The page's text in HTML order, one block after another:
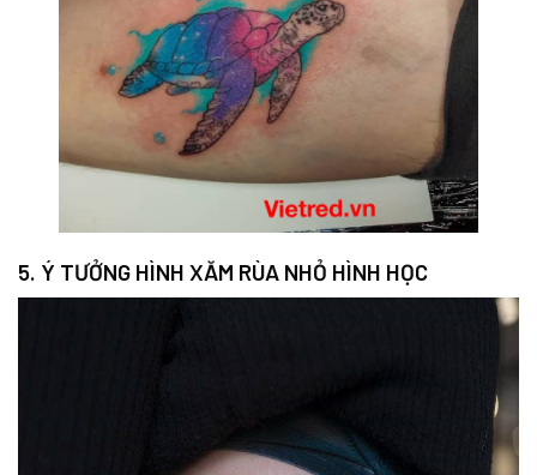
5. Ý TƯỞNG HÌNH XĂM RÙA NHỎ HÌNH HỌC